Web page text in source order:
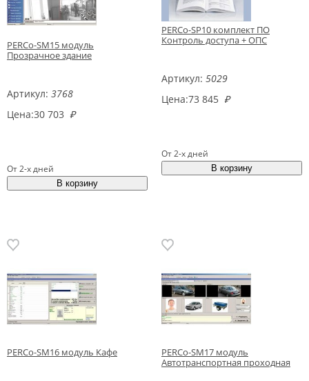
PERCo-SM15 модуль
Прозрачное здание
Артикул: 3768
Цена:30 703 ₽
От 2-х дней
PERCo-SP10 комплект ПО
Контроль доступа + ОПС
Артикул: 5029
Цена:73 845 ₽
От 2-х дней
PERCo-SM16 модуль Кафе
PERCo-SM17 модуль
Автотранспортная проходная